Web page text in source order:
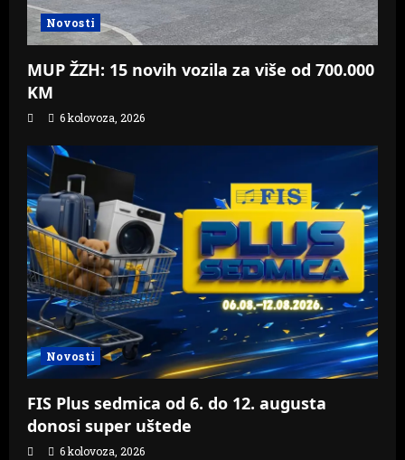
Novosti
MUP ŽZH: 15 novih vozila za više od 700.000
KM
6 kolovoza, 2026
Novosti
FIS Plus sedmica od 6. do 12. augusta
donosi super uštede
6 kolovoza, 2026